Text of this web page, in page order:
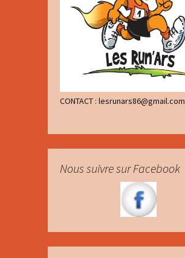
CONTACT : lesrunars86@gmail.com
Nous suivre sur Facebook